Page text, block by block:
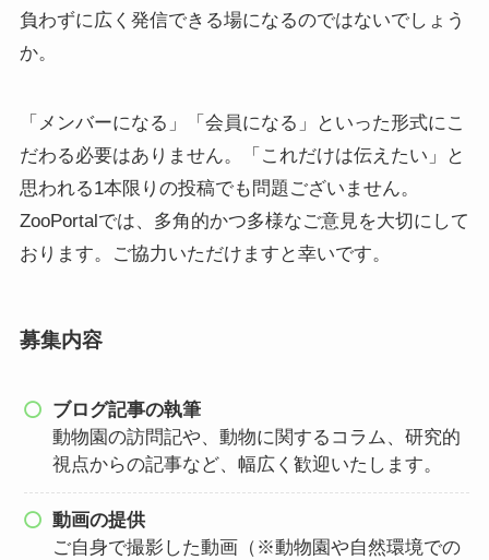
負わずに広く発信できる場になるのではないでしょう
か。
「メンバーになる」「会員になる」といった形式にこ
だわる必要はありません。「これだけは伝えたい」と
思われる1本限りの投稿でも問題ございません。
ZooPortalでは、多角的かつ多様なご意見を大切にして
おります。ご協力いただけますと幸いです。
募集内容
ブログ記事の執筆
動物園の訪問記や、動物に関するコラム、研究的
視点からの記事など、幅広く歓迎いたします。
動画の提供
ご自身で撮影した動画（※動物園や自然環境での